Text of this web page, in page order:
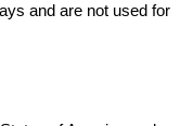
and are not used for